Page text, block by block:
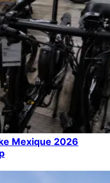
Mexique 2026